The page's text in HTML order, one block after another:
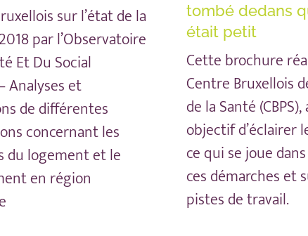
sur l’état de la
par l’Observatoire
Et Du Social
Analyses et
de différentes
concernant les
du logement et le
en région
tombé dedans
était petit
Cette brochure
Centre Bruxellois
de la Santé
objectif d’éclairer
ce qui se joue
ces démarches et
pistes de travail.